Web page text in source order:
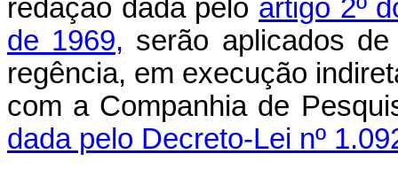
redação dada pelo artigo 2º
de 1969, serão aplicados
regência, em execução
com a Companhia de
dada pelo Decreto-Lei nº